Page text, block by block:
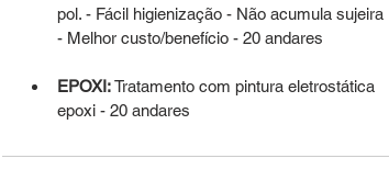
pol. - Fácil higienização - Não acumula sujeira
- Melhor custo/benefício - 20 andares
EPOXI: Tratamento com pintura eletrostática
epoxi - 20 andares